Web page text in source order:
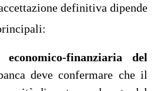
definitiva dipende
finanziaria del
deve confermare che il